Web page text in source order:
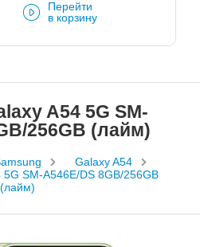
Перейти
в корзину
A54 5G SM-
256GB (лайм)
Galaxy A54
SM-A546E/DS 8GB/256GB
(лайм)